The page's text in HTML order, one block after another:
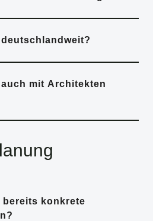
mit Architekten
bereits konkrete